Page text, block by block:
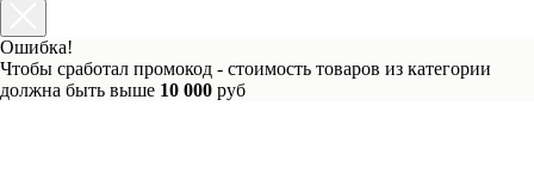
Ошибка!
Чтобы сработал промокод - стоимость товаров из категории
должна быть выше 10 000 руб